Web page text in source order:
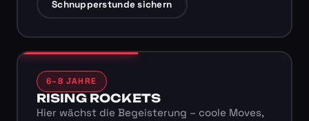
Schnupperstunde sichern
6–8 JAHRE
RISING ROCKETS
Hier wächst die Begeisterung – coole Moves,